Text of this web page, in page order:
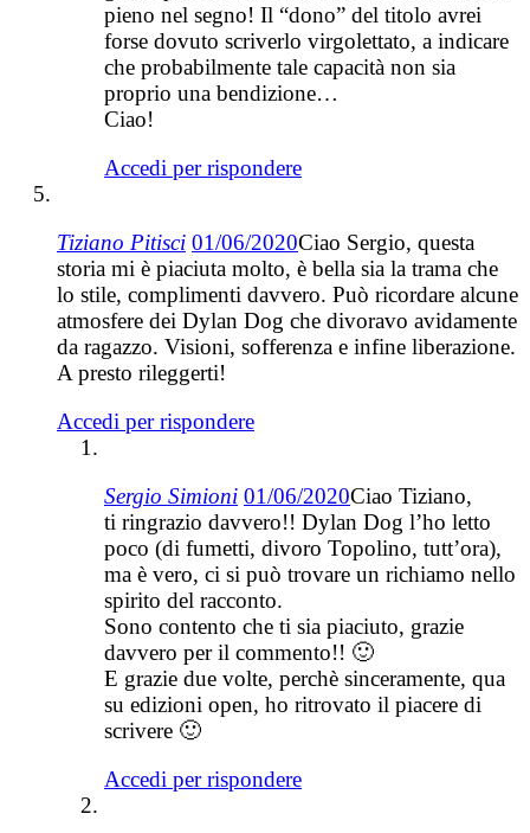
pieno nel segno! Il “dono” del titolo avrei
forse dovuto scriverlo virgolettato, a indicare
che probabilmente tale capacità non sia
proprio una bendizione…
Ciao!
Accedi per rispondere
Tiziano Pitisci 01/06/2020Ciao Sergio, questa
storia mi è piaciuta molto, è bella sia la trama che
lo stile, complimenti davvero. Può ricordare alcune
atmosfere dei Dylan Dog che divoravo avidamente
da ragazzo. Visioni, sofferenza e infine liberazione.
A presto rileggerti!
Accedi per rispondere
Sergio Simioni 01/06/2020Ciao Tiziano,
ti ringrazio davvero!! Dylan Dog l’ho letto
poco (di fumetti, divoro Topolino, tutt’ora),
ma è vero, ci si può trovare un richiamo nello
spirito del racconto.
Sono contento che ti sia piaciuto, grazie
davvero per il commento!! 🙂
E grazie due volte, perchè sinceramente, qua
su edizioni open, ho ritrovato il piacere di
scrivere 🙂
Accedi per rispondere